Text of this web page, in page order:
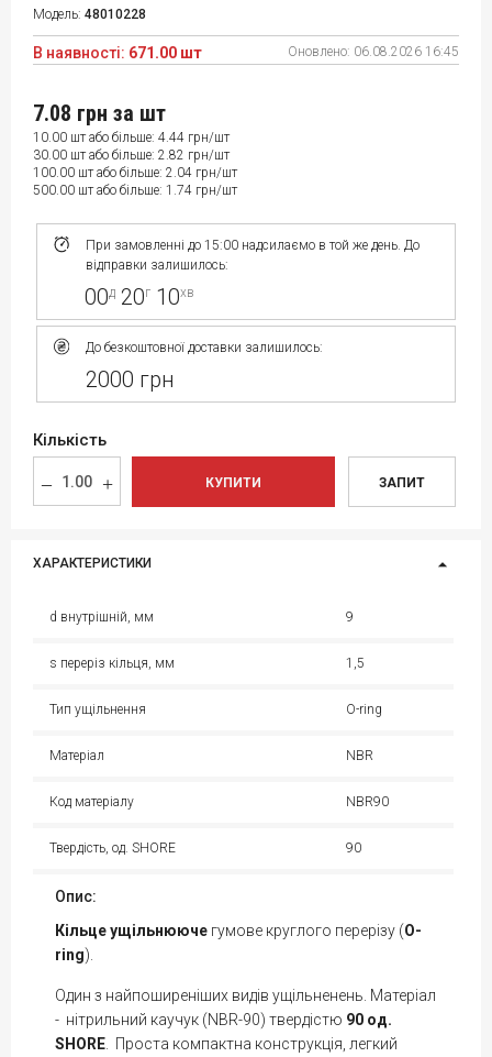
Модель: 48010228
В наявності: 671.00 шт Оновлено: 06.08.2026 16:45
При замовленні до 15:00 надсилаємо в той же день. До
відправки залишилось:
00д 20г 10хв
До безкоштовної доставки залишилось:
2000 грн
7.08 грн за шт
10.00 шт або більше: 4.44 грн/шт
30.00 шт або більше: 2.82 грн/шт
100.00 шт або більше: 2.04 грн/шт
500.00 шт або більше: 1.74 грн/шт
Кількість
КУПИТИ ЗАПИТ
ХАРАКТЕРИСТИКИ
d внутрішній, мм 9
s переріз кільця, мм 1,5
Тип ущільнення O-ring
Матеріал NBR
Код матеріалу NBR90
Твердість, од. SHORE 90
Опис:
Кільцеущільнююче гумове круглого перерізу (O-
ring).
Один з найпоширеніших видів ущільненень. Матеріал
- нітрильний каучук (NBR-90) твердістю 90 од.
SHORE . Проста компактна конструкція, легкий